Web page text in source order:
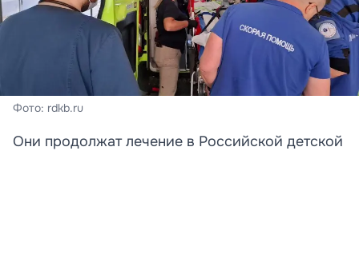
Фото: rdkb.ru
Они продолжат лечение в Российской детской